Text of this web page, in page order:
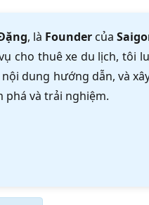
, là Foundercủa
cho thuê xe du lịch, tôi
dung hướng dẫn, và
phá và trải nghiệm.